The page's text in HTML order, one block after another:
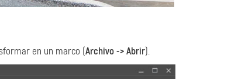
en un marco (Archivo -> Abrir).